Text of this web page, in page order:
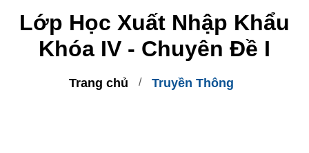
Lớp Học Xuất Nhập Khẩu
Khóa IV - Chuyên Đề I
Trang chủ Truyền Thông